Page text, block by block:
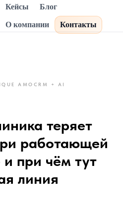
Кейсы Блог
О компании Контакты
AMOCRM + AI
теряет
работающей
при чём тут
линия